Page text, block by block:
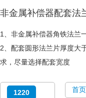
非金属补偿器配套法
1、非金属补偿器角铁法兰
2、配套圆形法兰片厚度大
求，尽量选择配套宽度
1220 首页